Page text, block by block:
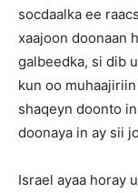
socdaalka ee
xaajoon doonaan
galbeedka, si dib
kun oo
shaqeyn doonto
doonaya in ay sii
Israel ayaa horay